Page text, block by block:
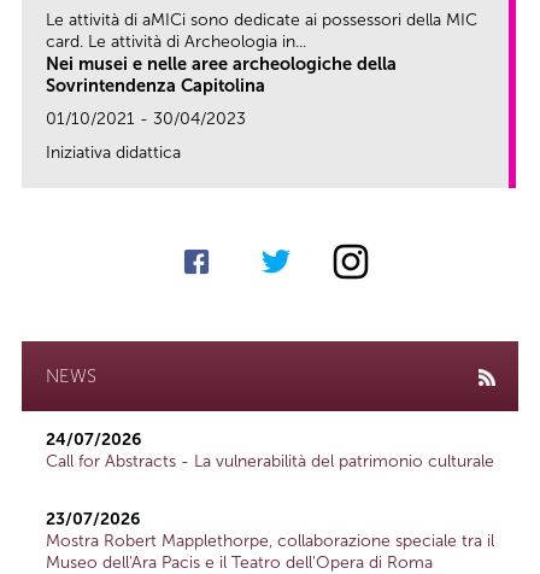
Le attività di aMICi sono dedicate ai possessori della MIC
card. Le attività di Archeologia in...
Nei musei e nelle aree archeologiche della
Sovrintendenza Capitolina
01/10/2021 - 30/04/2023
Iniziativa didattica
NEWS
24/07/2026
Call for Abstracts - La vulnerabilità del patrimonio culturale
23/07/2026
Mostra Robert Mapplethorpe, collaborazione speciale tra il
Museo dell'Ara Pacis e il Teatro dell'Opera di Roma